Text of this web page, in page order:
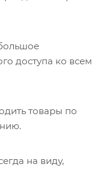
доступа ко всем
товары по
на виду,